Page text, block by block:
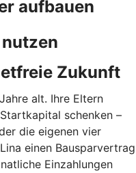
aufbauen
Zukunft
alt. Ihre Eltern
schenken –
die eigenen vier
einen Bausparvertrag
Einzahlungen